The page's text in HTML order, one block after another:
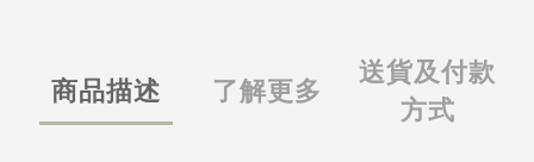
商品描述 了解更多
送貨及付款
方式